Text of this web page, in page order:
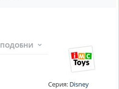
Серия: Disney
ПОДОБНИ